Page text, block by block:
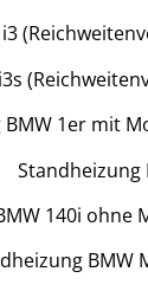
1er mit
Standheizung
140i ohne
BMW